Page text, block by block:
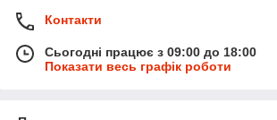
Контакти
Сьогодні працює з 09:00 до 18:00
Показати весь графік роботи